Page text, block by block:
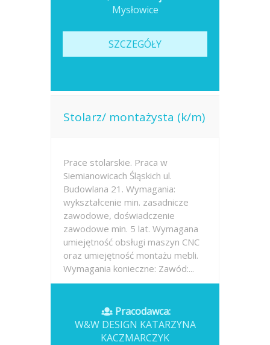
Mysłowice
SZCZEGÓŁY
Stolarz/ montażysta (k/m)
Prace stolarskie. Praca w
Siemianowicach Śląskich ul.
Budowlana 21. Wymagania:
wykształcenie min. zasadnicze
zawodowe, doświadczenie
zawodowe min. 5 lat. Wymagana
umiejętność obsługi maszyn CNC
oraz umiejętność montażu mebli.
Wymagania konieczne: Zawód:...
Pracodawca:
W&W DESIGN KATARZYNA
KACZMARCZYK